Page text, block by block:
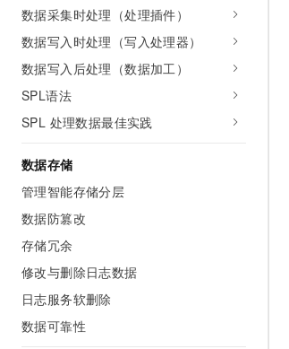
数据采集时处理（处理插件）
数据写入时处理（写入处理器）
数据写入后处理（数据加工）
SPL语法
SPL 处理数据最佳实践
数据存储
管理智能存储分层
数据防篡改
存储冗余
修改与删除日志数据
日志服务软删除
数据可靠性